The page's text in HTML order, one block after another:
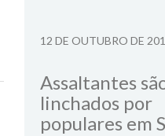
12 DE OUTUBRO DE
Assaltantes
linchados por
populares em